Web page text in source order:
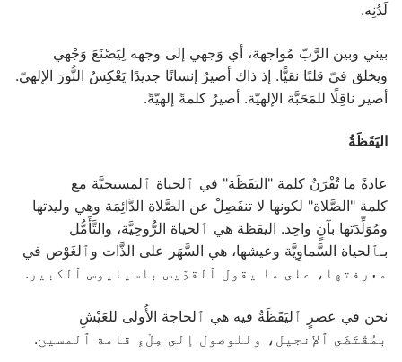
لَدُنِه.
بيني وبين الرَّبّ مُواجهة، أي وَجهي إلى وجهه لِيَصْنَعَ وَجْهي
ويخلق فيّ قلبًا نقيًّا. إذ ذاك أصيرُ إنسانًا جديدًا يَعْكِسُ النُّورَ الإلهيّ.
أصير ناقِلًا للمَحَبَّة الإلهيّة. أصيرُ كلمةً إلهيّةً.
اليَقَظَةُ
عادةً ما تُقْرَنُ كلمة "اليَقَظَة" في ﭐلحياة ﭐلمسيحيَّة مع
كلمة "الصَّلاة" لكونها لا تنفَصِلْ عن الصَّلاة الدَّائِمَة وهي وليدتها
ومُوَلِّدَتها بآنٍ واحِد. اليقظة هي ﭐلحياة الرُّوحِيَّة، والتَّأَمُّل
بـﭑلحياة السَّماوِيَّة وعيشها، هي السَّهَر على الذَّات وﭐلغَوْص في
معرفتها، على ما يقول ﭐلقدِّيس باسيليوس ﭐلكبير.
نحن في عصرٍ ﭐليَقَظَةُ فيه هي ﭐلحاجة الأُولى للعَيْشِ
بمُقْتَضَى ﭐلإنجيل، وللوصول إلى مِلْءِ قامة ﭐلمسيح.